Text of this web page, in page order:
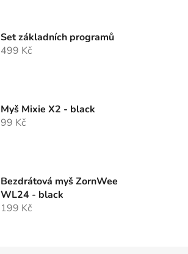
Set základních programů
499 Kč
Myš Mixie X2 - black
99 Kč
Bezdrátová myš ZornWee
WL24 - black
199 Kč